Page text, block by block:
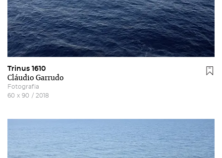
Trinus 1610
Cláudio Garrudo
Fotografia
60 x 90 / 2018